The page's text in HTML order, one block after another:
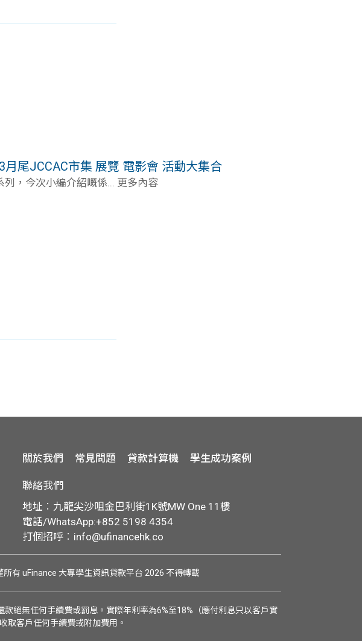
月尾JCCAC市集 展覽 電影會 活動大集合
列，今次小編介紹嘅係... 更多內容
關於我們 常見問題 貸款計算機 學生成功案例
聯絡我們
地址︰九龍尖沙咀金巴利街1K號MW One 11樓
電話/WhatsApp:+852 5198 4354
打個招呼︰ info@ufinancehk.co
有 uFinance 大專學生資訊貸款平台 2026 不得轉載
絕無任何手續費或罰息。實際年利率為6%至18%（應付利息只以客戶實
取客戶任何手續費或附加費用。